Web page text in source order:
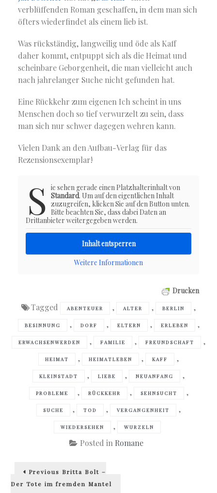
verblüffenden Roman geschaffen, in dem man sich
öfters wiederfindet als einem lieb ist.
Was rückständig, langweilig und öde als Kaff
daher kommt, entpuppt sich als die Heimat und
scheinbare Geborgenheit, die man vielleicht auch
nach jahrelanger Suche nicht gefunden hat.
Eine Rückkehr zum eigenen Ich scheint in uns
Menschen doch so tief verwurzelt zu sein, dass
man sich nur schwer dagegen wehren kann.
Vielen Dank an den Aufbau-Verlag für das
Rezensionsexemplar!
S
ie sehen gerade einen Platzhalterinhalt von
Standard. Um auf den eigentlichen Inhalt
zuzugreifen, klicken Sie auf den Button unten.
Bitte beachten Sie, dass dabei Daten an
Drittanbieter weitergegeben werden.
Inhalt entsperren
Weitere Informationen
Drucken
Tagged ABENTEUER , ALTER , BERLIN ,
BESINNUNG , DORF , ELTERN , ERLEBEN ,
ERWACHSENWERDEN , FAMILIE , FREUNDSCHAFT ,
HEIMAT , HEIMATLEBEN , KAFF ,
KLEINSTADT , LIEBE , NEUANFANG ,
PROBLEME , RÜCKKEHR , SEHNSUCHT ,
SUCHE , TOD , VERGANGENHEIT ,
WIEDERSEHEN , WURZELN
Posted in Romane
Beitragsnavigation
Previous Previous
Britta Bolt –
Der Tote im fremden Mantel